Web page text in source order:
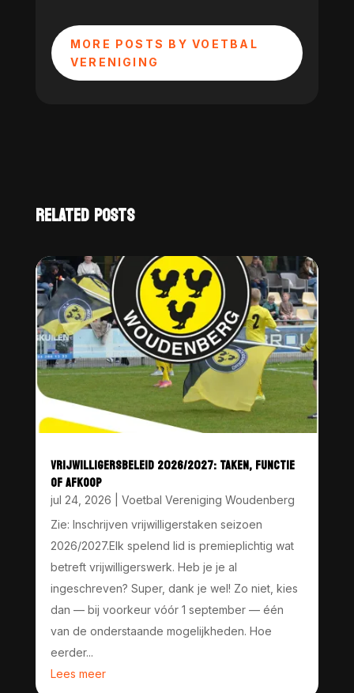
MORE POSTS BY VOETBAL
VERENIGING
RELATED POSTS
VRIJWILLIGERSBELEID 2026/2027: TAKEN, FUNCTIE
OF AFKOOP
jul 24, 2026
Voetbal Vereniging Woudenberg
Zie: Inschrijven vrijwilligerstaken seizoen
2026/2027.Elk spelend lid is premieplichtig wat
betreft vrijwilligerswerk. Heb je je al
ingeschreven? Super, dank je wel! Zo niet, kies
dan — bij voorkeur vóór 1 september — één
van de onderstaande mogelijkheden. Hoe
eerder...
Lees meer